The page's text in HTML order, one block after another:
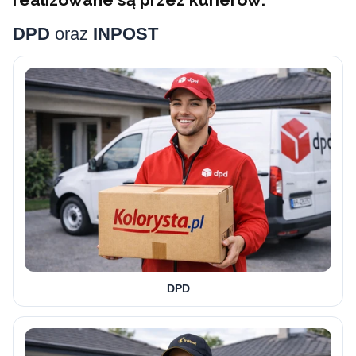
DPD oraz INPOST
DPD